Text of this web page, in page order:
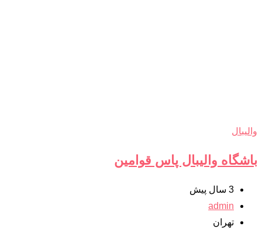
والیبال
باشگاه والیبال پاس قوامین
3 سال پیش
admin
تهران